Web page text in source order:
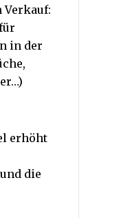
Verkauf:
in der
erhöht
die